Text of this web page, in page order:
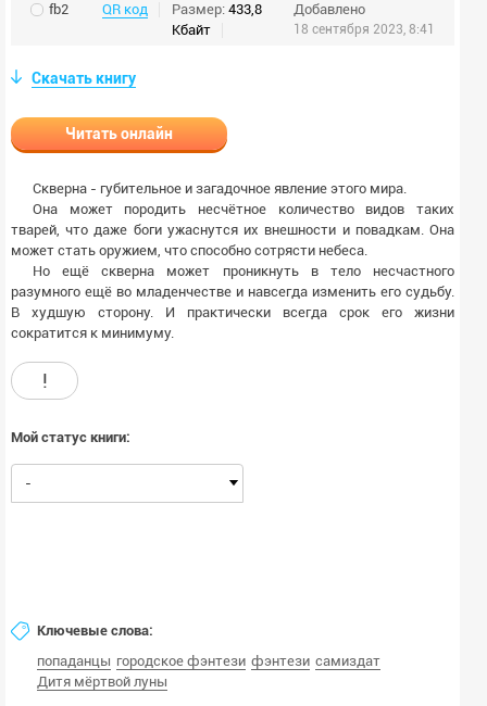
fb2 QR код Размер: 433,8
Кбайт
Добавлено
18 сентября 2023, 8:41
Скачать книгу
Читать онлайн
Скверна - губительное и загадочное явление этого мира.
Она может породить несчётное количество видов таких
тварей, что даже боги ужаснутся их внешности и повадкам. Она
может стать оружием, что способно сотрясти небеса.
Но ещё скверна может проникнуть в тело несчастного
разумного ещё во младенчестве и навсегда изменить его судьбу.
В худшую сторону. И практически всегда срок его жизни
сократится к минимуму.
!
Мой статус книги:
-
Ключевые слова:
попаданцы городское фэнтези фэнтези самиздат
Дитя мёртвой луны